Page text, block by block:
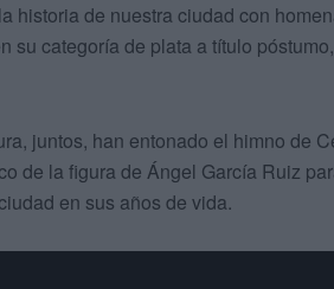
historia de nuestra ciudad con
su categoría de plata a título
juntos, han entonado el himno de
de la figura de Ángel García Ruiz
en sus años de vida.